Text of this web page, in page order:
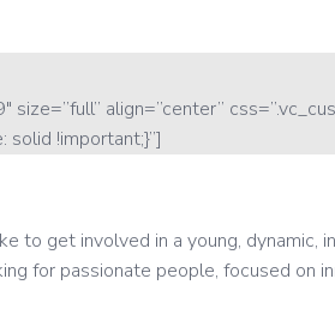
size=”full” align=”center”
!important;}”]
to get involved in a young, dynamic,
for passionate people, focused on